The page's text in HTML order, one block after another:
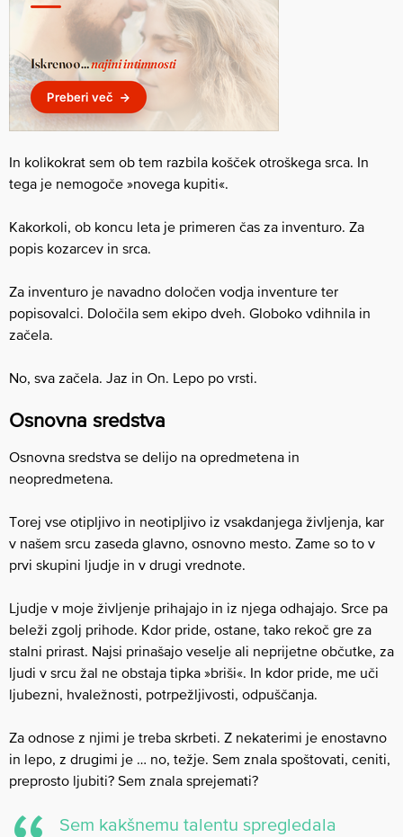
In kolikokrat sem ob tem razbila košček otroškega srca. In
tega je nemogoče »novega kupiti«.
Kakorkoli, ob koncu leta je primeren čas za inventuro. Za
popis kozarcev in srca.
Za inventuro je navadno določen vodja inventure ter
popisovalci. Določila sem ekipo dveh. Globoko vdihnila in
začela.
No, sva začela. Jaz in On. Lepo po vrsti.
Osnovna sredstva
Osnovna sredstva se delijo na opredmetena in
neopredmetena.
Torej vse otipljivo in neotipljivo iz vsakdanjega življenja, kar
v našem srcu zaseda glavno, osnovno mesto. Zame so to v
prvi skupini ljudje in v drugi vrednote.
Ljudje v moje življenje prihajajo in iz njega odhajajo. Srce pa
beleži zgolj prihode. Kdor pride, ostane, tako rekoč gre za
stalni prirast. Najsi prinašajo veselje ali neprijetne občutke, za
ljudi v srcu žal ne obstaja tipka »briši«. In kdor pride, me uči
ljubezni, hvaležnosti, potrpežljivosti, odpuščanja.
Za odnose z njimi je treba skrbeti. Z nekaterimi je enostavno
in lepo, z drugimi je … no, težje. Sem znala spoštovati, ceniti,
preprosto ljubiti? Sem znala sprejemati?
Sem kakšnemu talentu spregledala